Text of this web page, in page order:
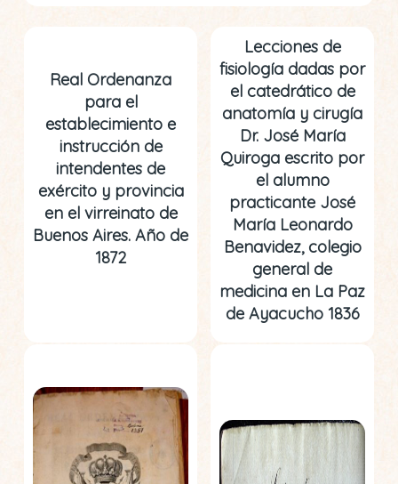
Real Ordenanza
para el
establecimiento e
instrucción de
intendentes de
exército y provincia
en el virreinato de
Buenos Aires. Año de
1872
Lecciones de
fisiología dadas por
el catedrático de
anatomía y cirugía
Dr. José María
Quiroga escrito por
el alumno
practicante José
María Leonardo
Benavidez, colegio
general de
medicina en La Paz
de Ayacucho 1836